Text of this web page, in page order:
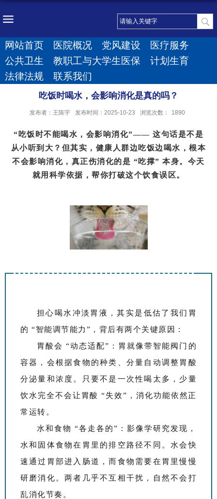
网站首页 医院概况 党风建设
医疗服务
公共卫生
教职工与大学生医保
计划生育
法律法规
联系我们
吃饭时喝水，会影响消化是真的吗？
发布者：王陈宇 发布时间：2025-10-23 浏览次数： 1890
“吃饭时不能喝水，会影响消化”—— 这句话是不是
从小听到大？但其实，健康人群边吃饭边喝水，根本
不会影响消化，真正伤消化的是 “吃撑” 本身。今天
就用科学依据，帮你打破这个饮食误区。
担心喝水冲淡胃液，其实是低估了我们胃
的 “智能调节能力”，背后有两个关键原因：
胃酸会 “动态适配”：胃就像带智能阀门的
容器，会根据食物的种类、分量自动调整胃酸
分泌量和浓度。只要不是一次性喝太多，少量
饮水完全不会让胃酸 “失效”，消化功能依然正
常运转。
水和食物 “各走各的”：影像学研究发现，
水和固体食物在胃里的排空路径不同。水会快
速通过胃部进入肠道，而食物需要在胃里慢慢
研磨消化。两者几乎不互相干扰，自然不会打
乱消化节奏。